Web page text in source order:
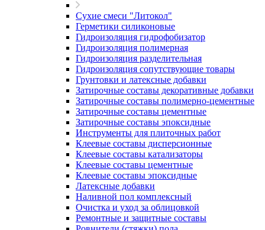
Сухие смеси "Литокол"
Герметики силиконовые
Гидроизоляция гидрофобизатор
Гидроизоляция полимерная
Гидроизоляция разделительная
Гидроизоляция сопутствующие товары
Грунтовки и латексные добавки
Затирочные составы декоративные добавки
Затирочные составы полимерно-цементные
Затирочные составы цементные
Затирочные составы эпоксидные
Инструменты для плиточных работ
Клеевые составы дисперсионные
Клеевые составы катализаторы
Клеевые составы цементные
Клеевые составы эпоксидные
Латексные добавки
Наливной пол комплексный
Очистка и уход за облицовкой
Ремонтные и защитные составы